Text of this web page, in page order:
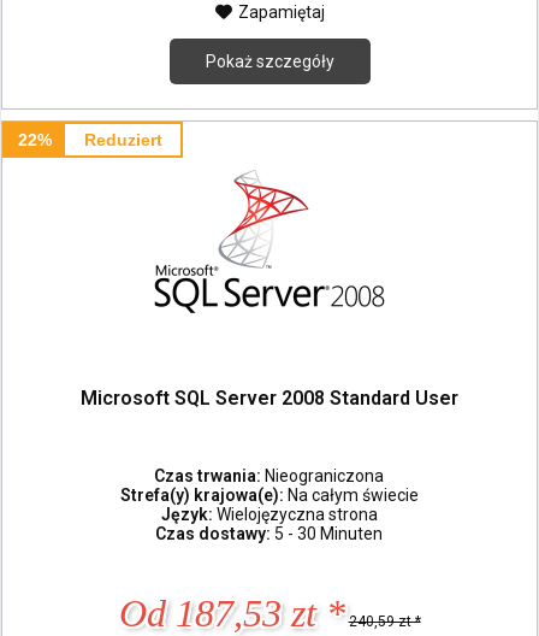
Zapamiętaj
Pokaż szczegóły
22% Reduziert
Microsoft SQL Server 2008 Standard User
Czas trwania: Nieograniczona
Strefa(y) krajowa(e): Na całym świecie
Język: Wielojęzyczna strona
Czas dostawy: 5 - 30 Minuten
Od 187,53 zt * 240,59 zt *